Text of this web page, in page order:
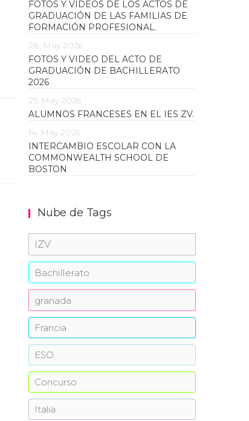
FOTOS Y VIDEOS DE LOS ACTOS DE
GRADUACIÓN DE LAS FAMILIAS DE
FORMACIÓN PROFESIONAL.
28, May 2026
FOTOS Y VIDEO DEL ACTO DE
GRADUACIÓN DE BACHILLERATO
2026
25, May 2026
ALUMNOS FRANCESES EN EL IES ZV.
14, May 2026
INTERCAMBIO ESCOLAR CON LA
COMMONWEALTH SCHOOL DE
BOSTON
Nube de Tags
IZV
Bachillerato
granada
Francia
ESO
Concurso
Italia